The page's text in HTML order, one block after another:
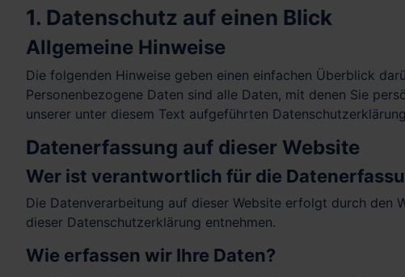
1. Datenschutz auf einen Blick
Allgemeine Hinweise
Die folgenden Hinweise geben einen einfachen Überblick
Personenbezogene Daten sind alle Daten, mit denen Sie
unserer unter diesem Text aufgeführten
Datenerfassung auf dieser Website
Wer ist verantwortlich für die
Die Datenverarbeitung auf dieser Website erfolgt durch den
dieser Datenschutzerklärung entnehmen.
Wie erfassen wir Ihre Daten?